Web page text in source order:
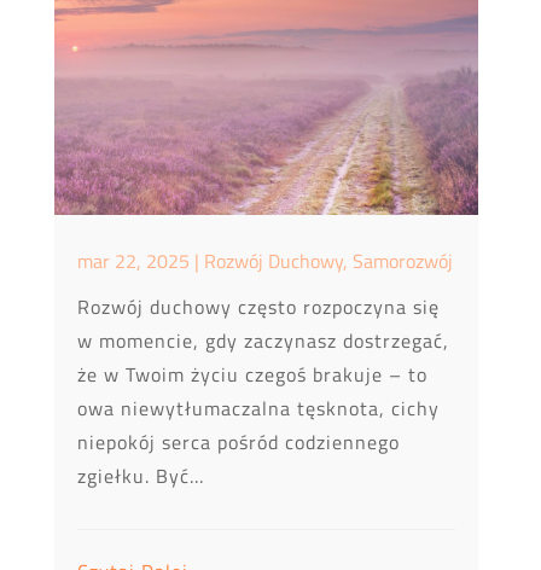
mar 22, 2025 | Rozwój Duchowy, Samorozwój
Rozwój duchowy często rozpoczyna się
w momencie, gdy zaczynasz dostrzegać,
że w Twoim życiu czegoś brakuje – to
owa niewytłumaczalna tęsknota, cichy
niepokój serca pośród codziennego
zgiełku. Być...